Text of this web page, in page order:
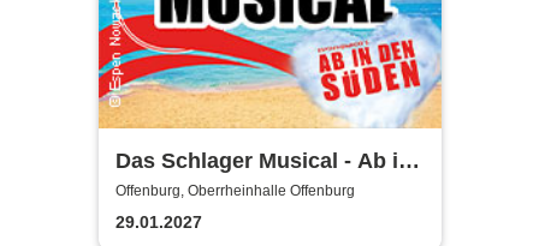
Das Schlager Musical - Ab in
den Süden 2026/2027
Offenburg, Oberrheinhalle Offenburg
29.01.2027